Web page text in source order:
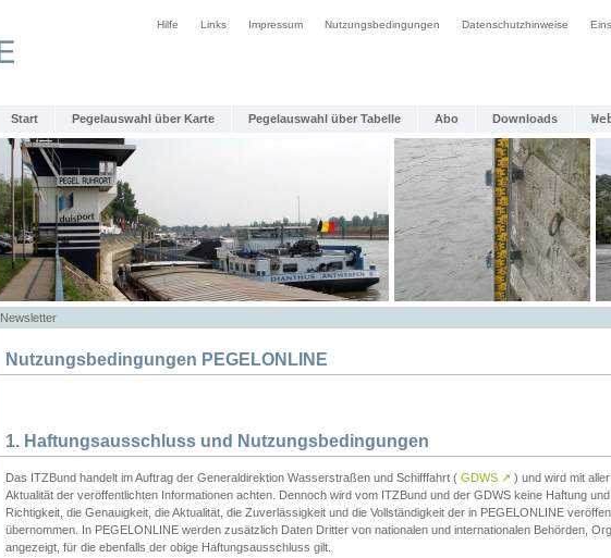
Hilfe Links Impressum Nutzungsbedingungen Datenschutzhinweise
Start Pegelauswahl über Karte Pegelauswahl über Tabelle Abo Downloads
Newsletter
Nutzungsbedingungen PEGELONLINE
1. Haftungsausschluss und Nutzungsbedingungen
Das ITZBund handelt im Auftrag der Generaldirektion Wasserstraßen und Schifffahrt ( GDWS ↗ ) und wird mit
Aktualität der veröffentlichten Informationen achten. Dennoch wird vom ITZBund und der GDWS keine Haftung
Richtigkeit, die Genauigkeit, die Aktualität, die Zuverlässigkeit und die Vollständigkeit der in PEGELONLINE
übernommen. In PEGELONLINE werden zusätzlich Daten Dritter von nationalen und internationalen Behörden,
angezeigt, für die ebenfalls der obige Haftungsausschluss gilt.